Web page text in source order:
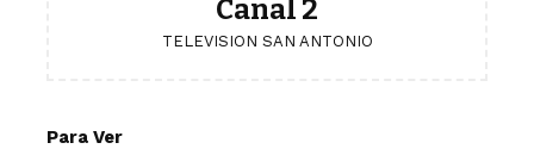
Canal 2
TELEVISION SAN ANTONIO
Para Ver